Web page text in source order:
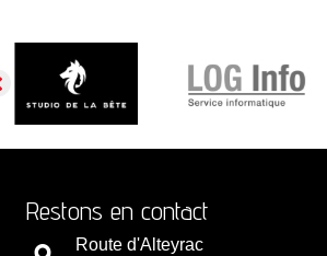
Restons en contact
Route d'Alteyrac